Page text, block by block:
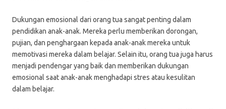
Dukungan emosional dari orang tua sangat penting dalam
pendidikan anak-anak. Mereka perlu memberikan dorongan,
pujian, dan penghargaan kepada anak-anak mereka untuk
memotivasi mereka dalam belajar. Selain itu, orang tua juga harus
menjadi pendengar yang baik dan memberikan dukungan
emosional saat anak-anak menghadapi stres atau kesulitan
dalam belajar.